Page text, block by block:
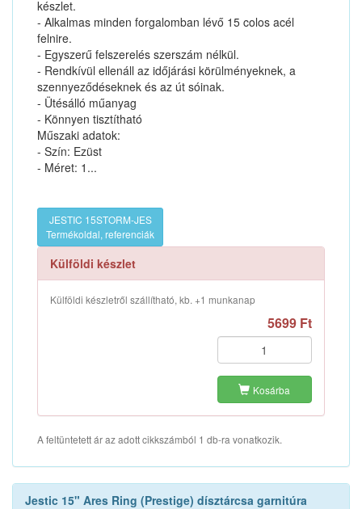
készlet.
- Alkalmas minden forgalomban lévő 15 colos acél
felnire.
- Egyszerű felszerelés szerszám nélkül.
- Rendkívül ellenáll az időjárási körülményeknek, a
szennyeződéseknek és az út sóinak.
- Ütésálló műanyag
- Könnyen tisztítható
Műszaki adatok:
- Szín: Ezüst
- Méret: 1...
JESTIC 15STORM-JES
Termékoldal, referenciák
Külföldi készlet
Külföldi készletről szállítható, kb. +1 munkanap
5699 Ft
Kosárba
A feltüntetett ár az adott cikkszámból 1 db-ra vonatkozik.
Jestic 15" Ares Ring (Prestige) dísztárcsa garnitúra